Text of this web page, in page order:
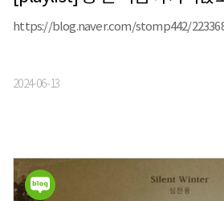
https://blog.naver.com/stomp442/
2024-06-13